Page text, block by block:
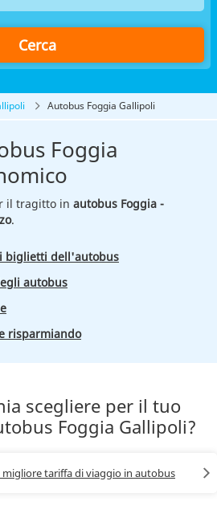
Cerca
Autobus Foggia Gallipoli
Foggia
il tragitto in autobus Foggia -
.
biglietti dell'autobus
autobus
risparmiando
scegliere per il tuo
Foggia Gallipoli?
migliore tariffa di viaggio in autobus